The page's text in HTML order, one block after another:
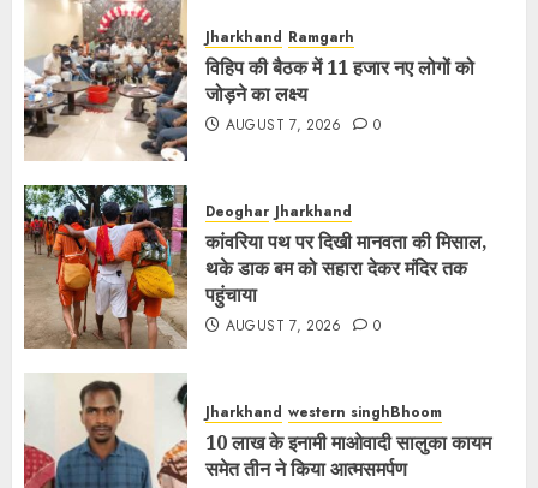
Jharkhand Ramgarh
विहिप की बैठक में 11 हजार नए लोगों को
जोड़ने का लक्ष्य
AUGUST 7, 2026 0
Deoghar Jharkhand
कांवरिया पथ पर दिखी मानवता की मिसाल,
थके डाक बम को सहारा देकर मंदिर तक
पहुंचाया
AUGUST 7, 2026 0
Jharkhand western singhBhoom
10 लाख के इनामी माओवादी सालुका कायम
समेत तीन ने किया आत्मसमर्पण